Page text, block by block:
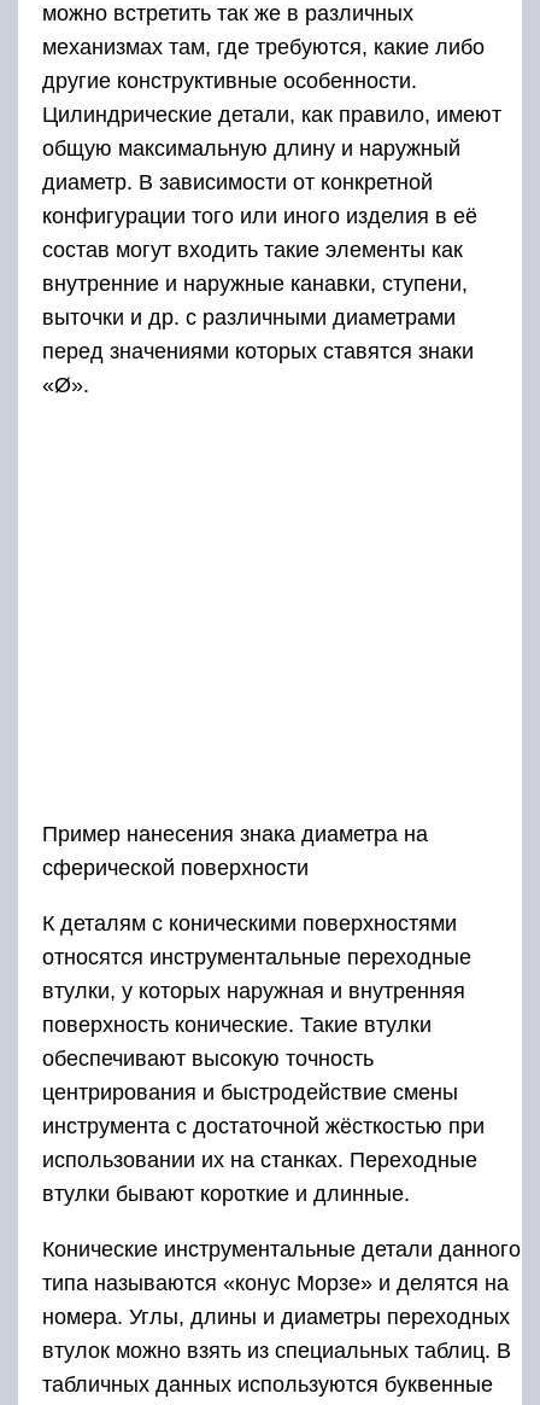
можно встретить так же в различных
механизмах там, где требуются, какие либо
другие конструктивные особенности.
Цилиндрические детали, как правило, имеют
общую максимальную длину и наружный
диаметр. В зависимости от конкретной
конфигурации того или иного изделия в её
состав могут входить такие элементы как
внутренние и наружные канавки, ступени,
выточки и др. с различными диаметрами
перед значениями которых ставятся знаки
«Ø».
Пример нанесения знака диаметра на
сферической поверхности
К деталям с коническими поверхностями
относятся инструментальные переходные
втулки, у которых наружная и внутренняя
поверхность конические. Такие втулки
обеспечивают высокую точность
центрирования и быстродействие смены
инструмента с достаточной жёсткостью при
использовании их на станках. Переходные
втулки бывают короткие и длинные.
Конические инструментальные детали данного
типа называются «конус Морзе» и делятся на
номера. Углы, длины и диаметры переходных
втулок можно взять из специальных таблиц. В
табличных данных используются буквенные